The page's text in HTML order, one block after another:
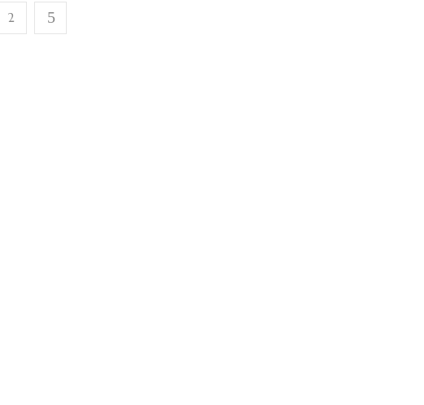
2